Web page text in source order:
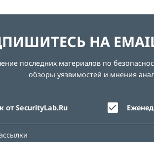
НА
последних материалов по
обзоры уязвимостей и мнения
от SecurityLab.Ru